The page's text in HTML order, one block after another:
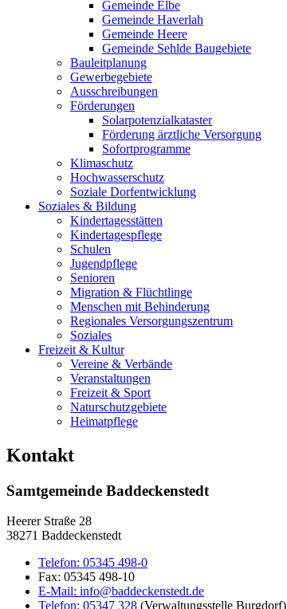
Gemeinde Elbe
Gemeinde Haverlah
Gemeinde Heere
Gemeinde Sehlde Baugebiete
Bauleitplanung
Gewerbegebiete
Ausschreibungen
Förderungen
Solarpotenzialkataster
Förderung ärztliche Versorgung
Sofortprogramme
Klimaschutz
Hochwasserschutz
Soziale Dorfentwicklung
Soziales & Bildung
Kindertagesstätten
Kindertagespflege
Schulen
Jugendpflege
Senioren
Migration & Flüchtlinge
Menschen mit Behinderung
Regionales Versorgungszentrum
Soziales
Freizeit & Kultur
Vereine & Verbände
Veranstaltungen
Freizeit & Sport
Naturschutzgebiete
Heimatpflege
Kontakt
Samtgemeinde Baddeckenstedt
Heerer Straße 28
38271 Baddeckenstedt
Telefon: 05345 498-0
Fax: 05345 498-10
E-Mail: info@baddeckenstedt.de
Telefon: 05347 328 (Verwaltungsstelle Burgdorf)